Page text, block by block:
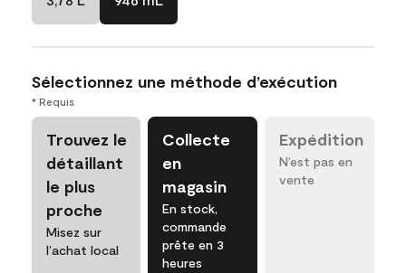
Sélectionnez une méthode d’exécution
* Requis
Trouvez le
détaillant
le plus
proche
Misez sur
l’achat local
Collecte
en
magasin
En stock,
commande
prête en 3
heures
Expédition
N’est pas en
vente